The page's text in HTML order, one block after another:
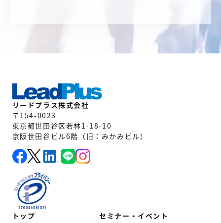
トップ セミナー・イベント
リードプラス株式会社
〒154-0023
東京都世田谷区若林1-18-10
京阪世田谷ビル6階（旧：みかみビル）